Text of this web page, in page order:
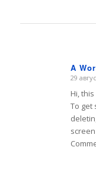
A
29
Hi,
To get